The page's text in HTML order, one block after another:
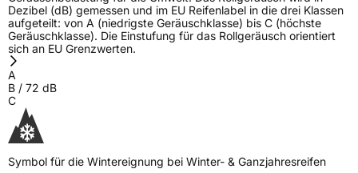
Dezibel (dB) gemessen und im EU Reifenlabel in die drei Klassen
aufgeteilt: von A (niedrigste Geräuschklasse) bis C (höchste
Geräuschklasse). Die Einstufung für das Rollgeräusch orientiert
sich an EU Grenzwerten.
A
B / 72 dB
C
Symbol für die Wintereignung bei Winter- & Ganzjahresreifen